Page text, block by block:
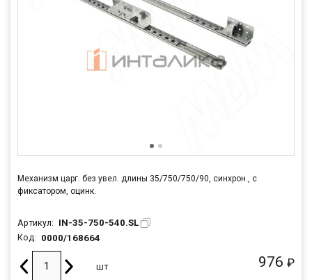
Механизм царг. без увел. длины 35/750/750/90, синхрон., с
фиксатором, оцинк.
Артикул: IN-35-750-540.SL
Код: 0000/168664
976 ₽
шт